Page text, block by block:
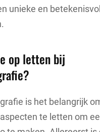
unieke en
op letten bij
is het belangrijk
te letten om